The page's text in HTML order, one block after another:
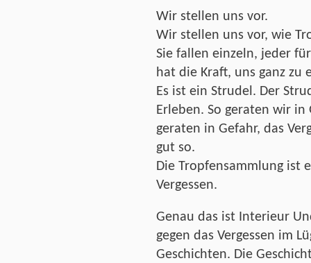
Wir stellen uns vor.
Wir stellen uns vor, wie
Sie fallen einzeln, jeder
hat die Kraft, uns ganz zu
Es ist ein Strudel. Der
Erleben. So geraten wir
geraten in Gefahr, das
gut so.
Die Tropfensammlung ist
Vergessen.
Genau das ist Interieur
gegen das Vergessen im
Geschichten. Die